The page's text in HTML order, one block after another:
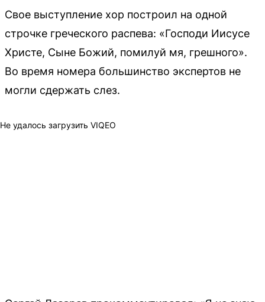
Свое выступление хор построил на одной
строчке греческого распева: «Господи Иисусе
Христе, Сыне Божий, помилуй мя, грешного».
Во время номера большинство экспертов не
могли сдержать слез.
Не удалось загрузить VIQEO